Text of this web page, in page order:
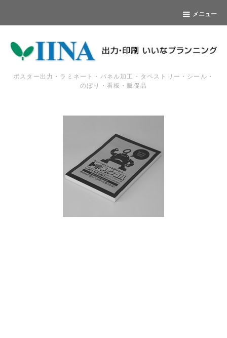
メニュー
ポスター出力・ラミネート・パネル加工・タペストリー・シール・
のぼり・看板・販促品